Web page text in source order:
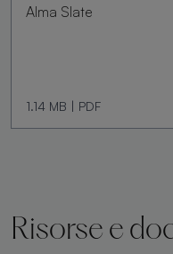
Alma Slate
1.14 MB | PDF
Risorse e